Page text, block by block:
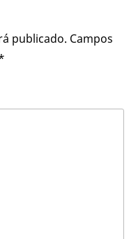
publicado. Campos